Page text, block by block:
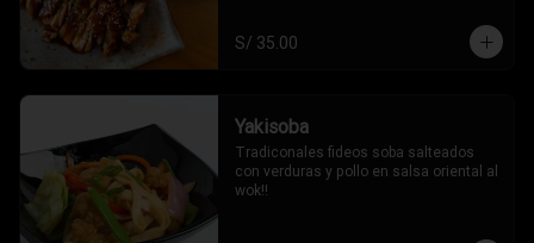
S/ 35.00
Yakisoba
Tradiconales fideos soba salteados
con verduras y pollo en salsa oriental al
wok!!